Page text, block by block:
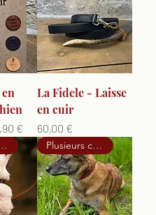
€
La Fidele - Laisse
en cuir
Prix
60,00 €
dispo Plusieurs couleurs dispo